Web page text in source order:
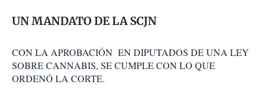
UN MANDATO DE LA SCJN
CON LA APROBACIÓN EN DIPUTADOS DE UNA LEY
SOBRE CANNABIS, SE CUMPLE CON LO QUE
ORDENÓ LA CORTE.